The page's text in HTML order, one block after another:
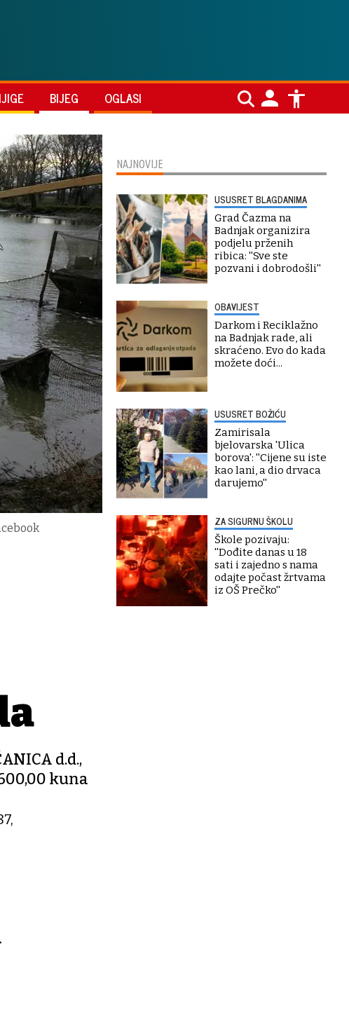
BIJEG OGLASI
d.d.,
kuna
NAJNOVIJE
USUSRET BLAGDANIMA
Grad Čazma na
Badnjak organizira
podjelu prženih
ribica: ''Sve ste
pozvani i dobrodošli''
OBAVIJEST
Darkom i Reciklažno
na Badnjak rade, ali
skraćeno. Evo do kada
možete doći...
USUSRET BOŽIĆU
Zamirisala
bjelovarska 'Ulica
borova': ''Cijene su iste
kao lani, a dio drvaca
darujemo''
ZA SIGURNU ŠKOLU
Škole pozivaju:
''Dođite danas u 18
sati i zajedno s nama
odajte počast žrtvama
iz OŠ Prečko''